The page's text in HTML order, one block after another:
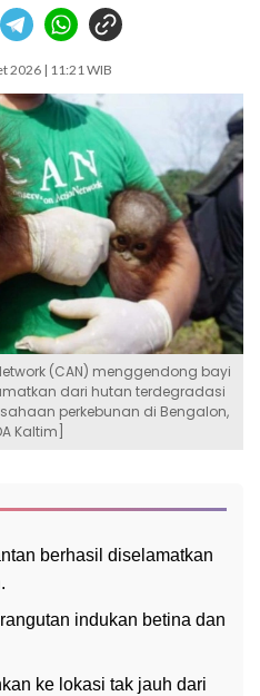
2026 | 11:21 WIB
(CAN) menggendong bayi
dari hutan terdegradasi
perkebunan di Bengalon,
Kaltim]
berhasil diselamatkan
indukan betina dan
ke lokasi tak jauh dari